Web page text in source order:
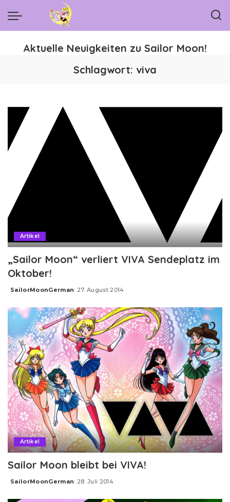
Aktuelle Neuigkeiten zu Sailor Moon!
Schlagwort: viva
Artikel
„Sailor Moon“ verliert VIVA Sendeplatz im
Oktober!
Posted
SailorMoonGerman 27. August 2014
Artikel
Sailor Moon bleibt bei VIVA!
Posted
SailorMoonGerman 28. Juli 2014